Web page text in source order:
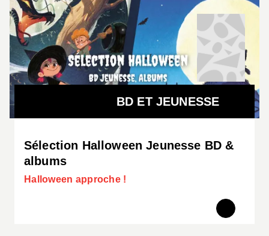
BD ET JEUNESSE
Sélection Halloween Jeunesse BD &
albums
Halloween approche !